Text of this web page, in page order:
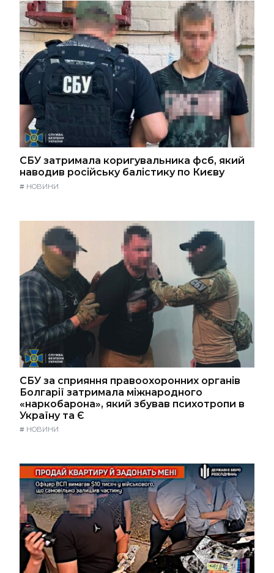
СБУ затримала коригувальника фсб, який
наводив російську балістику по Києву
# НОВИНИ
СБУ за сприяння правоохоронних органів
Болгарії затримала міжнародного
«наркобарона», який збував психотропи в
Україну та Є
# НОВИНИ